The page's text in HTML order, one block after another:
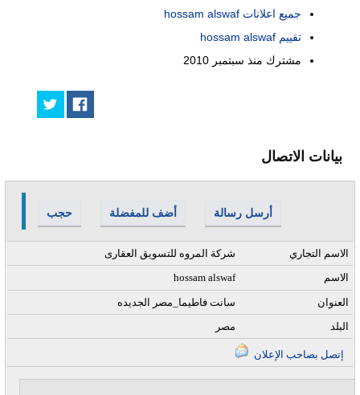
جميع اعلانات hossam alswaf
تقييم hossam alswaf
مشترك منذ سبتمبر 2010
بيانات الاتصال
حجب أضف للمفضلة أرسل رسالة
شركة المروه للتسويق العقارى
الاسم التجاري
hossam alswaf
الاسم
سانت فاطيما_مصر الجديده
العنوان
مصر
البلد